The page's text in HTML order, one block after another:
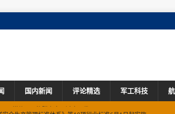
国内新闻 评论精选 军工科技
全生产管理标准体系》等10项行业标准6月1日起实施